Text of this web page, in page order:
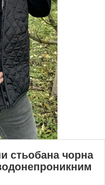
стьобана чорна